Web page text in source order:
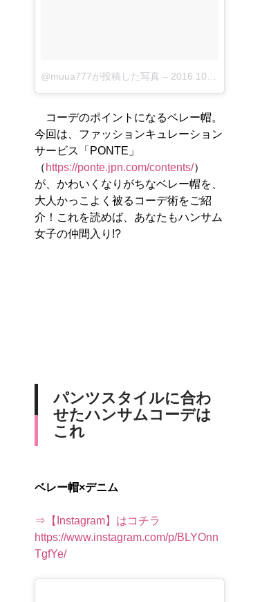
@muua777が投稿した写真 – 2016 10月 17 12:51午前 PDT
コーデのポイントになるベレー帽。
今回は、ファッションキュレーション
サービス「PONTE」
（ https://ponte.jpn.com/contents/）
が、かわいくなりがちなベレー帽を、
大人かっこよく被るコーデ術をご紹
介！これを読めば、あなたもハンサム
女子の仲間入り!?
パンツスタイルに合わ
せたハンサムコーデは
これ
ベレー帽×デニム
⇒【Instagram】はコチラ
https://www.instagram.com/p/BLYOnn
TgfYe/